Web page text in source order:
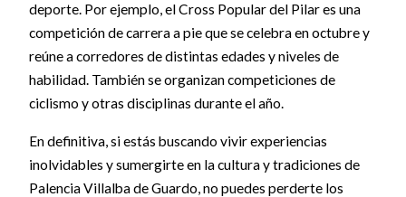
deporte. Por ejemplo, el Cross Popular del Pilar es una
competición de carrera a pie que se celebra en octubre y
reúne a corredores de distintas edades y niveles de
habilidad. También se organizan competiciones de
ciclismo y otras disciplinas durante el año.
En definitiva, si estás buscando vivir experiencias
inolvidables y sumergirte en la cultura y tradiciones de
Palencia Villalba de Guardo, no puedes perderte los